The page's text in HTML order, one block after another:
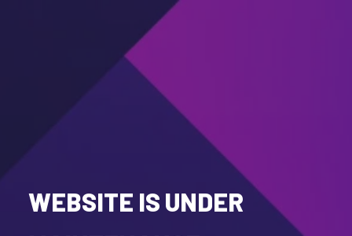
WEBSITE IS UNDER